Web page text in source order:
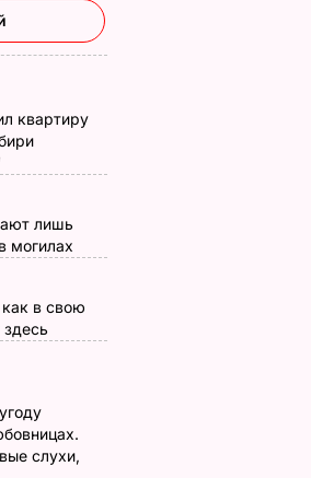
квартиру
лишь
могилах
в свою
слухи,